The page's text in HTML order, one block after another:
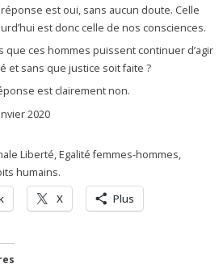
est oui, sans aucun doute. Celle
est donc celle de nos consciences.
que ces hommes puissent continuer d’agir
et sans que justice soit faite ?
est clairement non.
2020
Liberté, Egalité femmes-hommes,
humains.
X Plus